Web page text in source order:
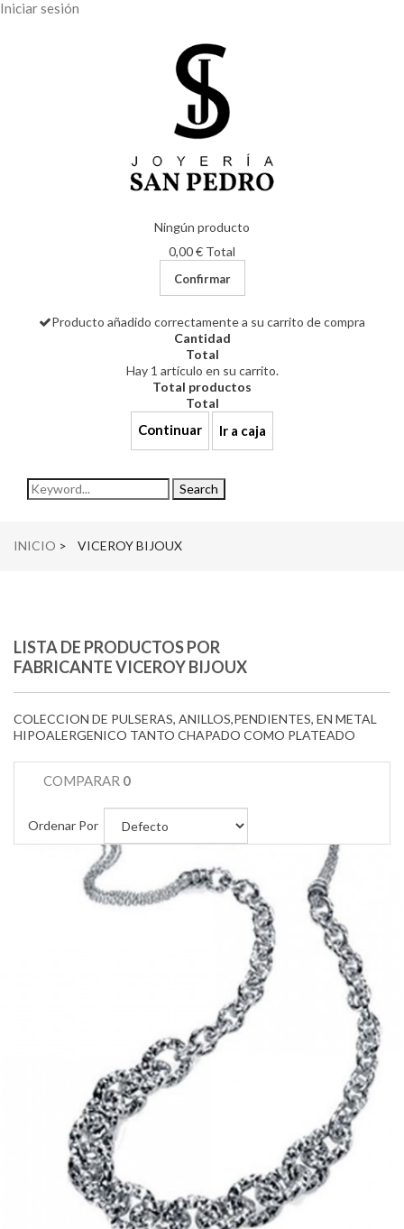
Iniciar sesión
Ningún producto
0,00 € Total
Confirmar
Producto añadido correctamente a su carrito de compra
Cantidad
Total
Hay 1 artículo en su carrito.
Total productos
Total
Continuar Ir a caja
Search
INICIO > VICEROY BIJOUX
LISTA DE PRODUCTOS POR
FABRICANTE VICEROY BIJOUX
COLECCION DE PULSERAS, ANILLOS,PENDIENTES, EN METAL
HIPOALERGENICO TANTO CHAPADO COMO PLATEADO
COMPARAR 0
Ordenar Por